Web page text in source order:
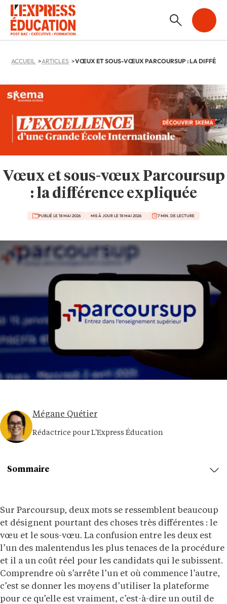
ACCUEIL ARTICLES
Vœux et sous-vœux Parcoursup
: la différence expliquée
PUBLIÉ LE 18 MAI 2026 MIS À JOUR LE 18 MAI 2026 7 MIN. DE LECTURE
Mégane Quétier
Rédactrice pour L'Express Éducation
Sur Parcoursup, deux mots se ressemblent beaucoup
et désignent pourtant des choses très différentes : le
vœu et le sous-vœu. La confusion entre les deux est
l’un des malentendus les plus tenaces de la procédure
et il a un coût réel pour les candidats qui le subissent.
Comprendre où s’arrête l’un et où commence l’autre,
c’est se donner les moyens d’utiliser la plateforme
pour ce qu’elle est vraiment, c’est-à-dire un outil de
Sommaire